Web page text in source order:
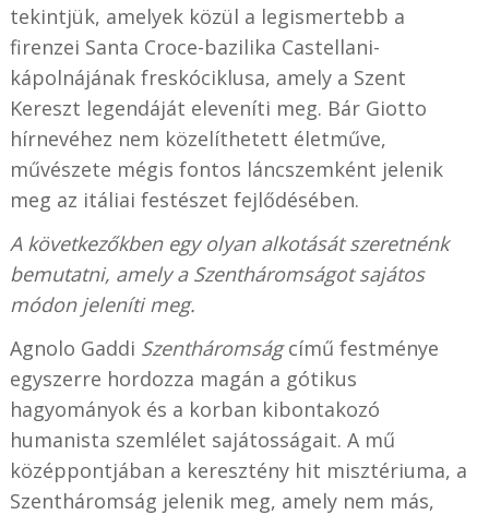
tekintjük, amelyek közül a legismertebb a
firenzei Santa Croce-bazilika Castellani-
kápolnájának freskóciklusa, amely a Szent
Kereszt legendáját eleveníti meg. Bár Giotto
hírnevéhez nem közelíthetett életműve,
művészete mégis fontos láncszemként jelenik
meg az itáliai festészet fejlődésében.
A következőkben egy olyan alkotását szeretnénk
bemutatni, amely a Szentháromságot sajátos
módon jeleníti meg.
Agnolo Gaddi Szentháromságcímű festménye
egyszerre hordozza magán a gótikus
hagyományok és a korban kibontakozó
humanista szemlélet sajátosságait. A mű
középpontjában a keresztény hit misztériuma, a
Szentháromság jelenik meg, amely nem más,